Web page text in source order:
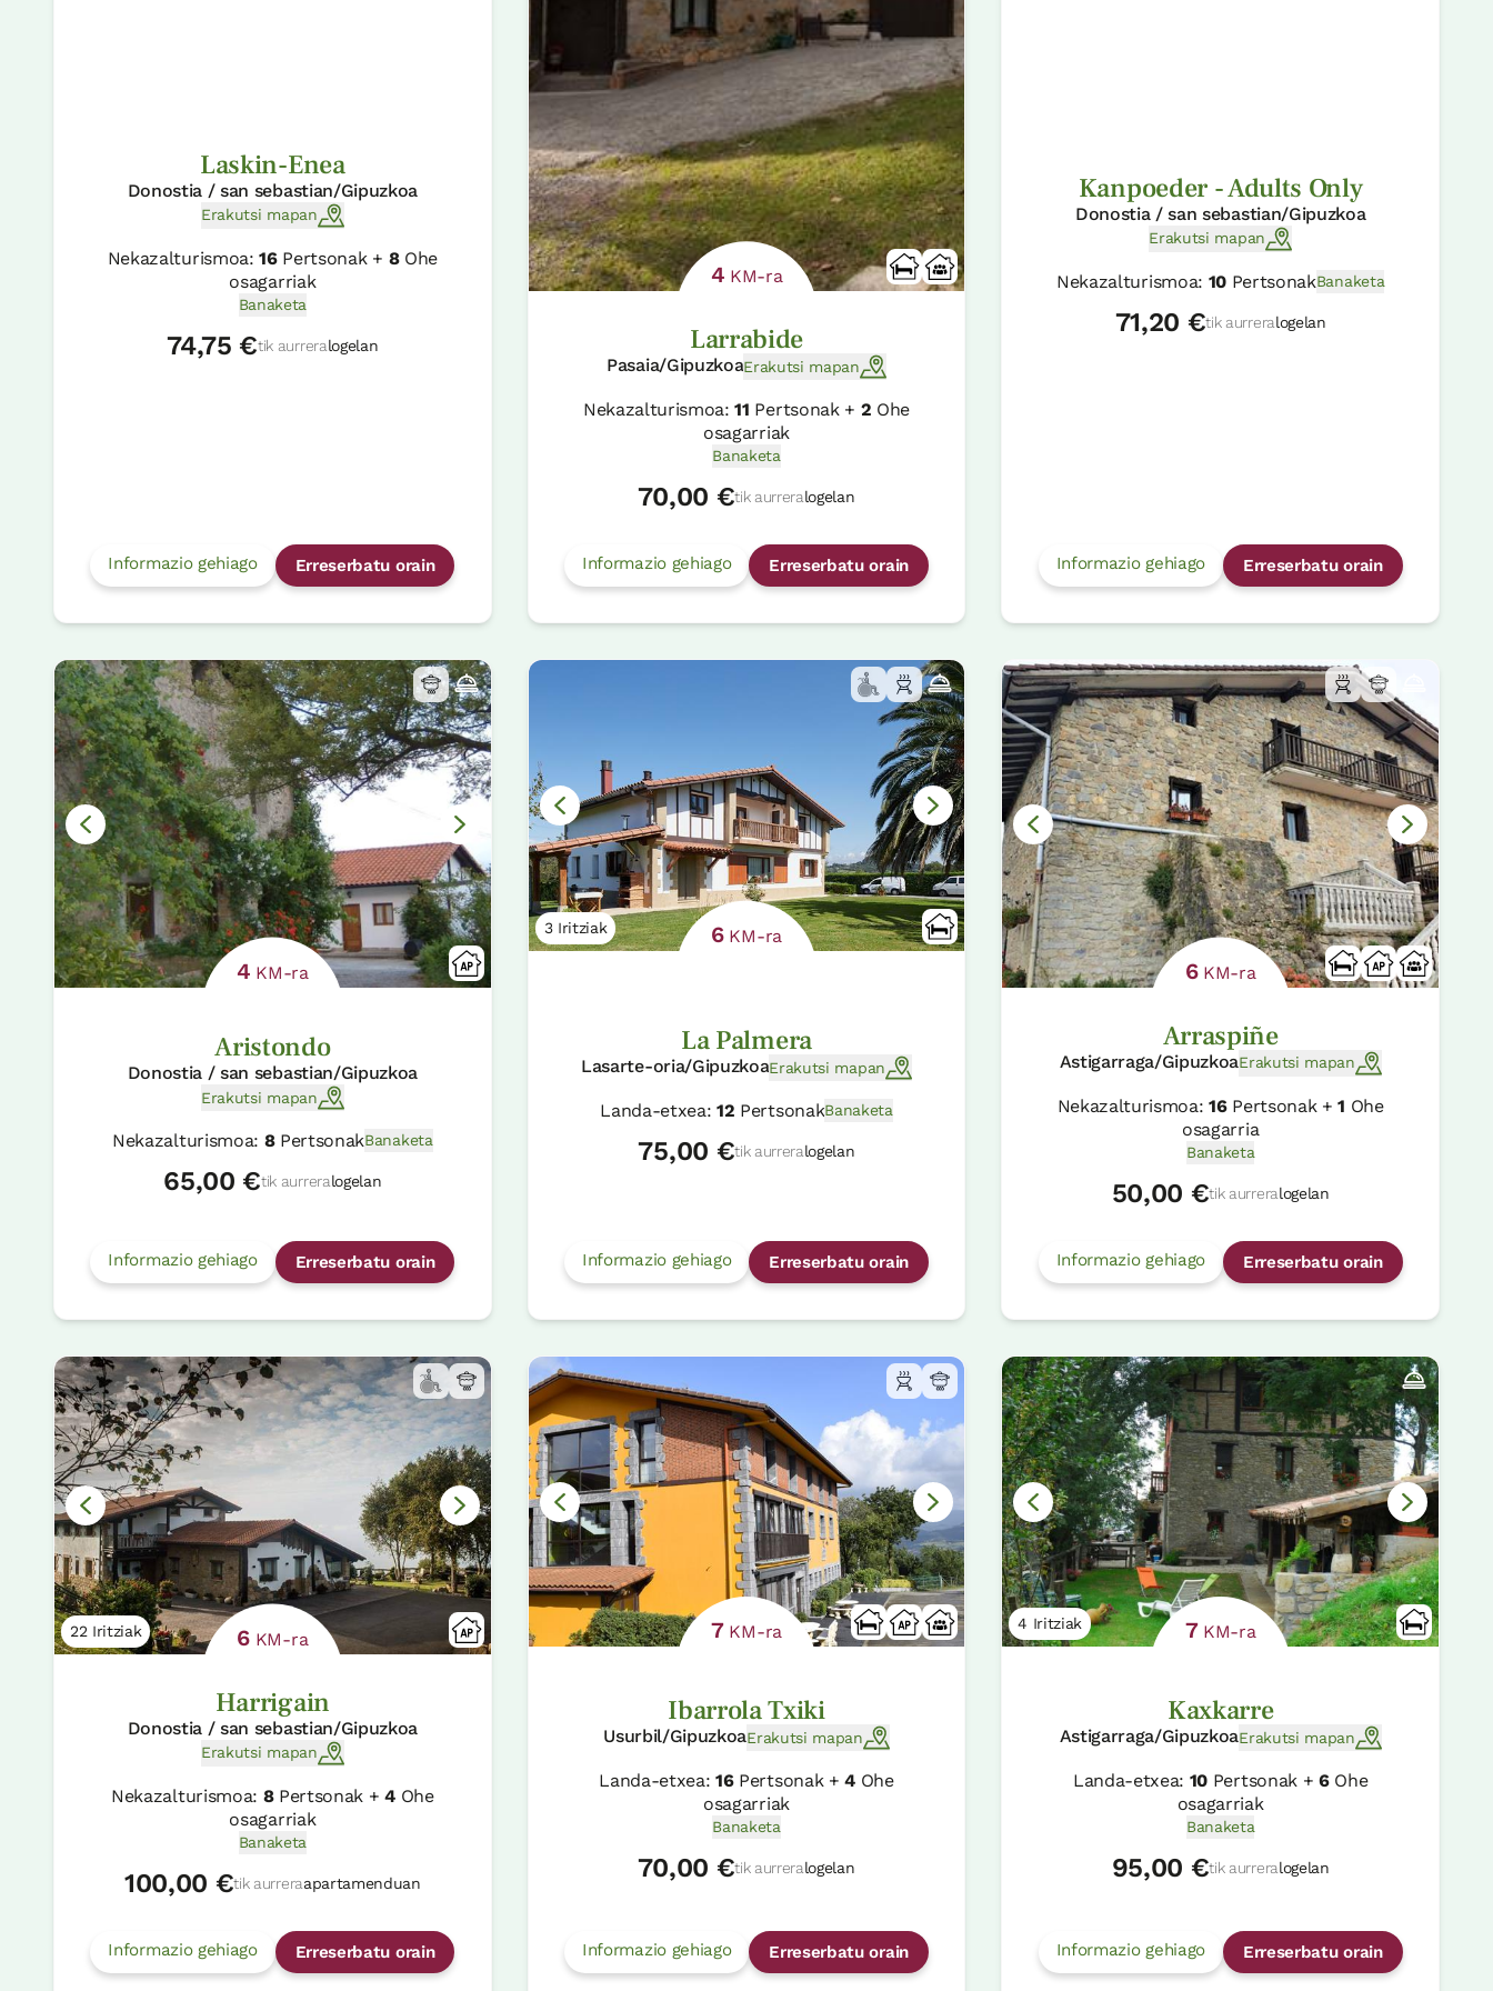
Laskin-Enea
Donostia / san sebastian/Gipuzkoa
Erakutsi mapan
Nekazalturismoa:16Pertsonak + 8Ohe
osagarriak
Banaketa
74,75 €tik aurreralogelan
Informazio gehiago Erreserbatu orain
4 KM-ra
Larrabide
Pasaia/GipuzkoaErakutsi mapan
Nekazalturismoa:11 Pertsonak + 2 Ohe
osagarriak
Banaketa
70,00 €tik aurreralogelan
Informazio gehiago Erreserbatu orain
Kanpoeder - Adults Only
Donostia / san sebastian/Gipuzkoa
Erakutsi mapan
Nekazalturismoa: 10PertsonakBanaketa
71,20 €tik aurreralogelan
Informazio gehiago Erreserbatu orain
4 KM-ra
Aristondo
Donostia / san sebastian/Gipuzkoa
Erakutsi mapan
Nekazalturismoa: 8PertsonakBanaketa
65,00 €tik aurreralogelan
Informazio gehiago Erreserbatu orain
3 Iritziak 6KM-ra
La Palmera
Lasarte-oria/GipuzkoaErakutsi mapan
Landa-etxea:12 PertsonakBanaketa
75,00 €tik aurreralogelan
Informazio gehiago Erreserbatu orain
6KM-ra
Arraspiñe
Astigarraga/GipuzkoaErakutsi mapan
Nekazalturismoa:16Pertsonak +1 Ohe
osagarria
Banaketa
50,00 €tik aurreralogelan
Informazio gehiago Erreserbatu orain
22 Iritziak 6 KM-ra
Harrigain
Donostia / san sebastian/Gipuzkoa
Erakutsi mapan
Nekazalturismoa: 8Pertsonak +4Ohe
osagarriak
Banaketa
100,00 €tik aurreraapartamenduan
Informazio gehiago Erreserbatu orain
7KM-ra
Ibarrola Txiki
Usurbil/GipuzkoaErakutsi mapan
Landa-etxea:16Pertsonak +4Ohe
osagarriak
Banaketa
70,00 €tik aurreralogelan
Informazio gehiago Erreserbatu orain
4 Iritziak 7KM-ra
Kaxkarre
Astigarraga/GipuzkoaErakutsi mapan
Landa-etxea: 10 Pertsonak + 6Ohe
osagarriak
Banaketa
95,00 €tik aurreralogelan
Informazio gehiago Erreserbatu orain